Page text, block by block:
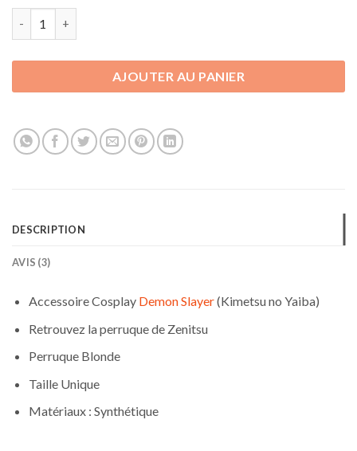
AJOUTER AU PANIER
DESCRIPTION
AVIS (3)
Accessoire Cosplay Demon Slayer(Kimetsu no Yaiba)
Retrouvez la perruque de Zenitsu
Perruque Blonde
Taille Unique
Matériaux : Synthétique